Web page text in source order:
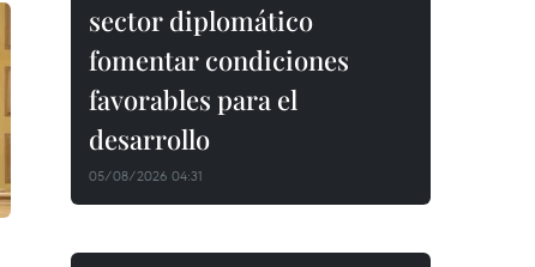
sector diplomático
fomentar condiciones
favorables para el
desarrollo
05/08/2026 04:31